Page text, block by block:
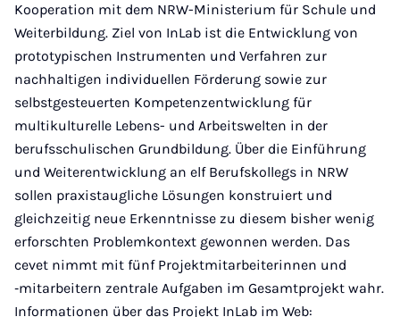
Kooperation mit dem NRW-Ministerium für Schule und
Weiterbildung. Ziel von InLab ist die Entwicklung von
prototypischen Instrumenten und Verfahren zur
nachhaltigen individuellen Förderung sowie zur
selbstgesteuerten Kompetenzentwicklung für
multikulturelle Lebens- und Arbeitswelten in der
berufsschulischen Grundbildung. Über die Einführung
und Weiterentwicklung an elf Berufskollegs in NRW
sollen praxistaugliche Lösungen konstruiert und
gleichzeitig neue Erkenntnisse zu diesem bisher wenig
erforschten Problemkontext gewonnen werden. Das
cevet nimmt mit fünf Projektmitarbeiterinnen und
‑mitarbeitern zentrale Aufgaben im Gesamtprojekt wahr.
Informationen über das Projekt InLab im Web: